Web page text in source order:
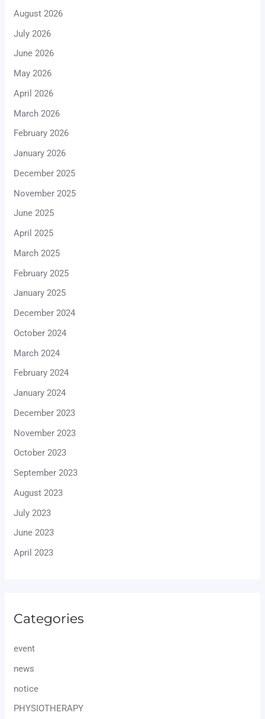
August 2026
July 2026
June 2026
May 2026
April 2026
March 2026
February 2026
January 2026
December 2025
November 2025
June 2025
April 2025
March 2025
February 2025
January 2025
December 2024
October 2024
March 2024
February 2024
January 2024
December 2023
November 2023
October 2023
September 2023
August 2023
July 2023
June 2023
April 2023
Categories
event
news
notice
PHYSIOTHERAPY